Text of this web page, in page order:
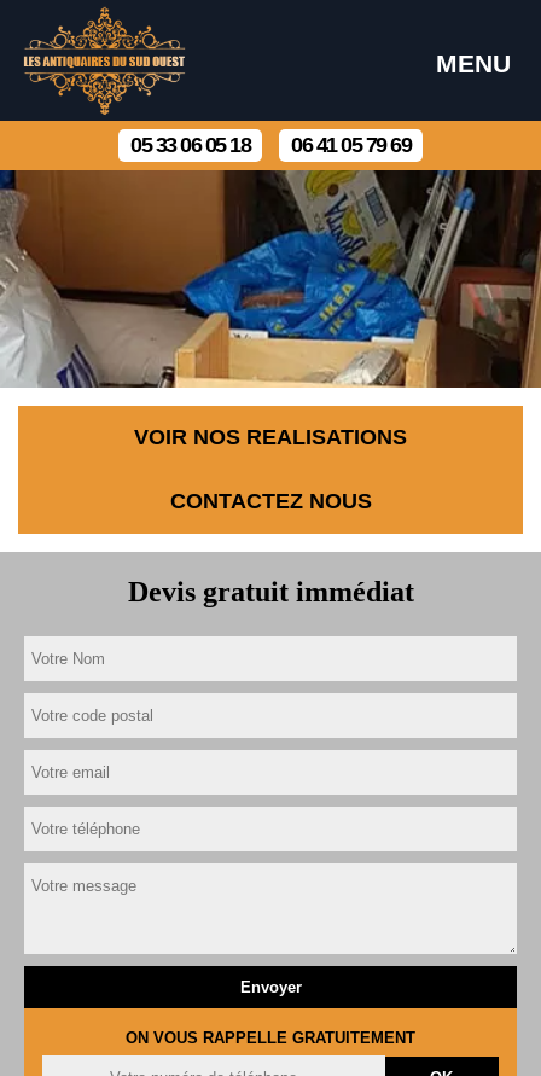
MENU
05 33 06 05 18 06 41 05 79 69
VOIR NOS REALISATIONS
CONTACTEZ NOUS
Devis gratuit immédiat
ON VOUS RAPPELLE GRATUITEMENT